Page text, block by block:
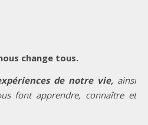
change tous.
de notre vie, ainsi
font apprendre, connaître et